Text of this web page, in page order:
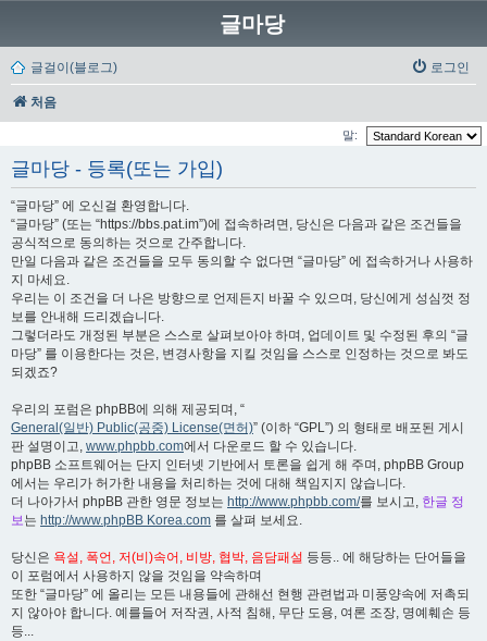
글마당
글걸이(블로그) 로그인
처음
말:
글마당 - 등록(또는 가입)
“글마당” 에 오신걸 환영합니다.
“글마당” (또는 “https://bbs.pat.im”)에 접속하려면, 당신은 다음과 같은 조건들을
공식적으로 동의하는 것으로 간주합니다.
만일 다음과 같은 조건들을 모두 동의할 수 없다면 “글마당” 에 접속하거나 사용하
지 마세요.
우리는 이 조건을 더 나은 방향으로 언제든지 바꿀 수 있으며, 당신에게 성심껏 정
보를 안내해 드리겠습니다.
그렇더라도 개정된 부분은 스스로 살펴보아야 하며, 업데이트 및 수정된 후의 “글
마당” 를 이용한다는 것은, 변경사항을 지킬 것임을 스스로 인정하는 것으로 봐도
되겠죠?
우리의 포럼은 phpBB에 의해 제공되며, “
General(일반) Public(공중) License(면허)” (이하 “GPL”) 의 형태로 배포된 게시
판 설명이고, www.phpbb.com에서 다운로드 할 수 있습니다.
phpBB 소프트웨어는 단지 인터넷 기반에서 토론을 쉽게 해 주며, phpBB Group
에서는 우리가 허가한 내용을 처리하는 것에 대해 책임지지 않습니다.
더 나아가서 phpBB 관한 영문 정보는 http://www.phpbb.com/를 보시고, 한글 정
보는 http://www.phpBB Korea.com 를 살펴 보세요.
당신은 욕설, 폭언, 저(비)속어, 비방, 협박, 음담패설 등등.. 에 해당하는 단어들을
이 포럼에서 사용하지 않을 것임을 약속하며
또한 “글마당” 에 올리는 모든 내용들에 관해선 현행 관련법과 미풍양속에 저촉되
지 않아야 합니다. 예를들어 저작권, 사적 침해, 무단 도용, 여론 조장, 명예훼손 등
등...